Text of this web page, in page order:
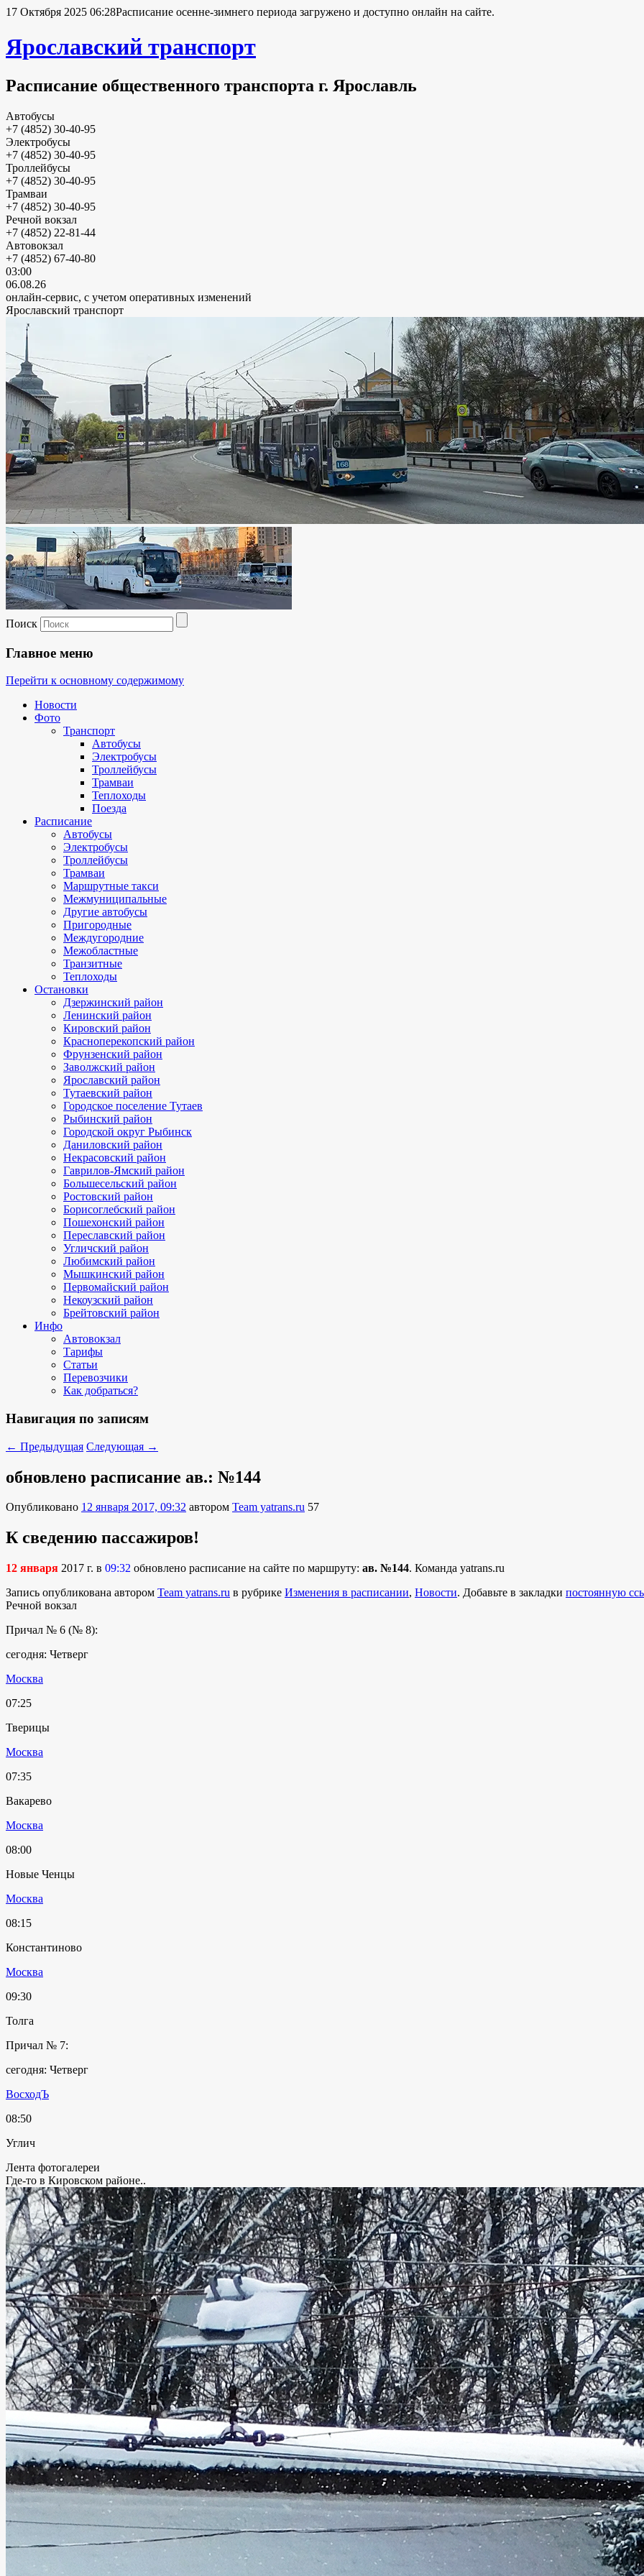
17 Октября 2025 06:28Расписание осенне-зимнего периода загружено и доступно онлайн на сайте.
Ярославский транспорт
Расписание общественного транспорта г. Ярославль
Автобусы
+7 (4852) 30-40-95
Электробусы
+7 (4852) 30-40-95
Троллейбусы
+7 (4852) 30-40-95
Трамваи
+7 (4852) 30-40-95
Речной вокзал
+7 (4852) 22-81-44
Автовокзал
+7 (4852) 67-40-80
03:00
06.08.26
онлайн-сервис, с учетом оперативных изменений
Ярославский транспорт
Поиск
Главное меню
Перейти к основному содержимому
Новости
Фото
Транспорт
Автобусы
Электробусы
Троллейбусы
Трамваи
Теплоходы
Поезда
Расписание
Автобусы
Электробусы
Троллейбусы
Трамваи
Маршрутные такси
Межмуниципальные
Другие автобусы
Пригородные
Междугородние
Межобластные
Транзитные
Теплоходы
Остановки
Дзержинский район
Ленинский район
Кировский район
Красноперекопский район
Фрунзенский район
Заволжский район
Ярославский район
Тутаевский район
Городское поселение Тутаев
Рыбинский район
Городской округ Рыбинск
Даниловский район
Некрасовский район
Гаврилов-Ямский район
Большесельский район
Ростовский район
Борисоглебский район
Пошехонский район
Переславский район
Угличский район
Любимский район
Мышкинский район
Первомайский район
Некоузский район
Брейтовский район
Инфо
Автовокзал
Тарифы
Статьи
Перевозчики
Как добраться?
Навигация по записям
← Предыдущая Следующая →
обновлено расписание ав.: №144
Опубликовано 12 января 2017, 09:32 автором Team yatrans.ru 57
К сведению пассажиров!
12 января 2017 г. в 09:32 обновлено расписание на сайте по маршруту: ав. №144. Команда yatrans.ru
Запись опубликована автором Team yatrans.ru в рубрике Изменения в расписании, Новости. Добавьте в закладки постоянную
Речной вокзал
Причал № 6 (№ 8):
сегодня: Четверг
Москва
07:25
Тверицы
Москва
07:35
Вакарево
Москва
08:00
Новые Ченцы
Москва
08:15
Константиново
Москва
09:30
Толга
Причал № 7:
сегодня: Четверг
ВосходЪ
08:50
Углич
Лента фотогалереи
Где-то в Кировском районе..